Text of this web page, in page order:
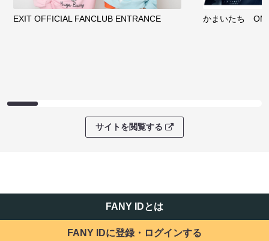
EXIT OFFICIAL FANCLUB ENTRANCE かまいたち
サイトを閲覧する
FANY IDとは
FANY IDに登録・ログインする